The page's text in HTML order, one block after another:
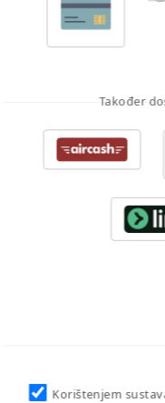
Također
Korištenjem